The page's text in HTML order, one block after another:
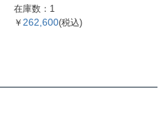
グ 指輪 #49 K18YG 8.7
g イエローゴールド【中
在庫数：1
￥ 262,600(税込)